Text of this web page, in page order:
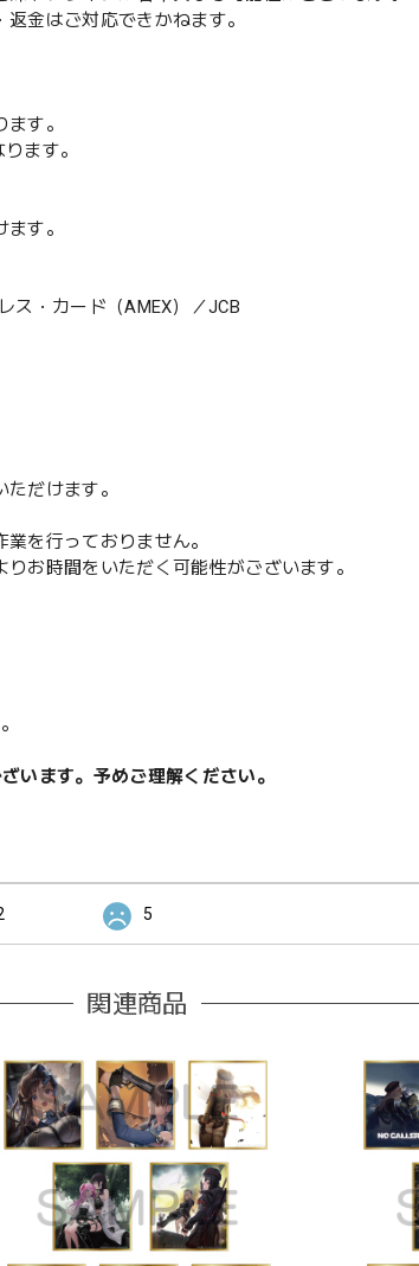
金はご対応できかねます。
す。
ます。
す。
・カード（AMEX）／JCB
だけます。
を行っておりません。
お時間をいただく可能性がございます。
います。予めご理解ください。
5
関連商品